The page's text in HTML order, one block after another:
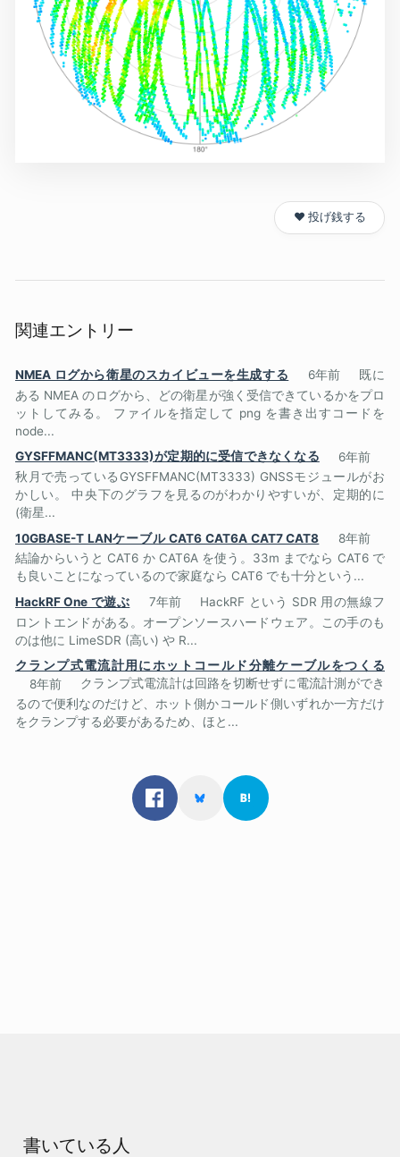
❤️ 投げ銭する
関連エントリー
NMEA ログから衛星のスカイビューを生成する 6年前
既に
ある NMEA のログから、どの衛星が強く受信できているかをプロ
ットしてみる。 ファイルを指定して png を書き出すコードを
node...
GYSFFMANC(MT3333)が定期的に受信できなくなる
6年前
秋月で売っているGYSFFMANC(MT3333) GNSSモジュールがお
かしい。 中央下のグラフを見るのがわかりやすいが、定期的に
(衛星...
10GBASE-T LANケーブル CAT6 CAT6A CAT7 CAT8
8年前
結論からいうと CAT6 か CAT6A を使う。33m までなら CAT6 で
も良いことになっているので家庭なら CAT6 でも十分という...
HackRF One で遊ぶ
7年前
HackRF という SDR 用の無線フ
ロントエンドがある。オープンソースハードウェア。この手のも
のは他に LimeSDR (高い) や R...
クランプ式電流計用にホットコールド分離ケーブルをつくる
8年前
クランプ式電流計は回路を切断せずに電流計測ができ
るので便利なのだけど、ホット側かコールド側いずれか一方だけ
をクランプする必要があるため、ほと...
書いている人